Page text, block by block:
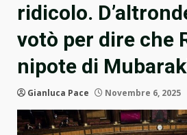
ridicolo.
votò per dire che
nipote di
Gianluca Pace Novembre 6, 2025